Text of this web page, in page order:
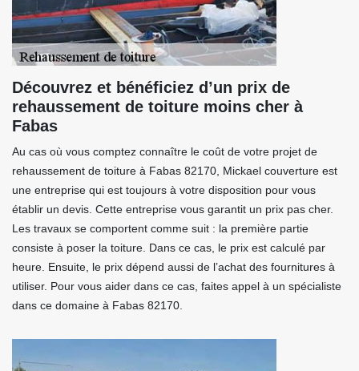
Découvrez et bénéficiez d’un prix de
rehaussement de toiture moins cher à
Fabas
Au cas où vous comptez connaître le coût de votre projet de
rehaussement de toiture à Fabas 82170, Mickael couverture est
une entreprise qui est toujours à votre disposition pour vous
établir un devis. Cette entreprise vous garantit un prix pas cher.
Les travaux se comportent comme suit : la première partie
consiste à poser la toiture. Dans ce cas, le prix est calculé par
heure. Ensuite, le prix dépend aussi de l’achat des fournitures à
utiliser. Pour vous aider dans ce cas, faites appel à un spécialiste
dans ce domaine à Fabas 82170.